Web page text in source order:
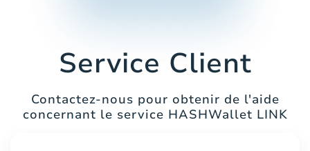
Service Client
Contactez-nous pour obtenir de l'aide
concernant le service HASHWallet LINK